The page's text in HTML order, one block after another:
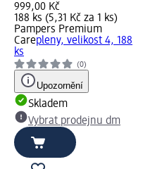
999,00 Kč
188 ks (5,31 Kč za 1 ks)
Pampers Premium
Carepleny, velikost 4, 188
ks
(0)
Upozornění
Skladem
Vybrat prodejnu dm